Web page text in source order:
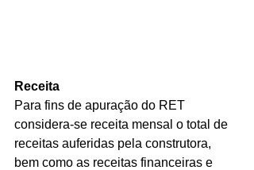
Receita
Para fins de apuração do RET
considera-se receita mensal o total de
receitas auferidas pela construtora,
bem como as receitas financeiras e